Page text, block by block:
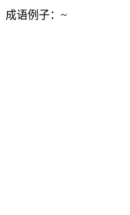
成语例子： ~